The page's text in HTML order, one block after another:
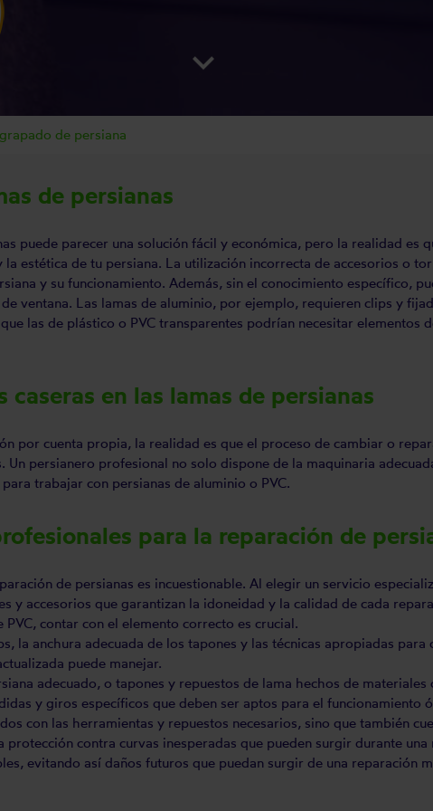
keyboard_arrow_down
de persianas
puede parecer una solución fácil y económica, pero la realidad es
estética de tu persiana. La utilización incorrecta de accesorios o
y su funcionamiento. Además, sin el conocimiento específico,
ventana. Las lamas de aluminio, por ejemplo, requieren clips y
las de plástico o PVC transparentes podrían necesitar elementos
en las lamas de persianas
por cuenta propia, la realidad es que el proceso de cambiar o
persianero profesional no solo dispone de la maquinaria
trabajar con persianas de aluminio o PVC.
para la reparación de
de persianas es incuestionable. Al elegir un servicio
y accesorios que garantizan la idoneidad y la calidad de cada
contar con el elemento correcto es crucial.
la anchura adecuada de los tapones y las técnicas apropiadas
puede manejar.
adecuado, o tapones y repuestos de lama hechos de
y giros específicos que deben ser aptos para el funcionamiento
con las herramientas y repuestos necesarios, sino que también
contra curvas inesperadas que pueden surgir durante
evitando así daños futuros que puedan surgir de una reparación
de persiana